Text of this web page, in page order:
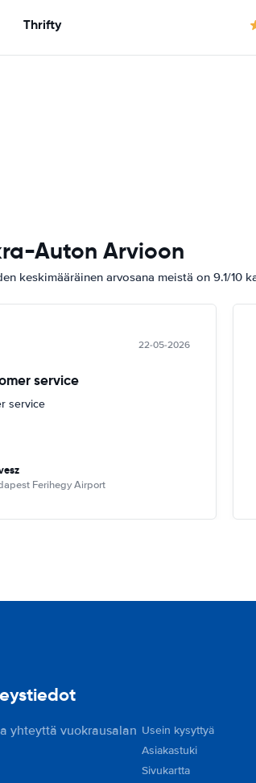
Thrifty
Auton Arvioon
keskimääräinen arvosana meistä on 9.1/10
22-05-2026
service
service
Ferihegy Airport
yhteyttä vuokrausalan Usein kysyttyä
Asiakastuki
Sivukartta